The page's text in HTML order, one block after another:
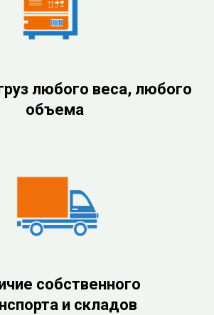
любого веса, любого
объема
собственного
и складов